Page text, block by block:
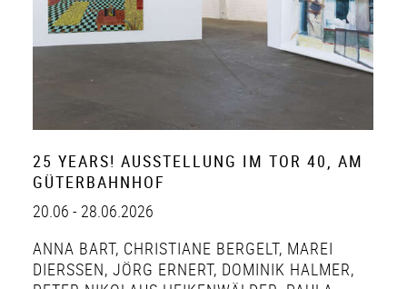
25 YEARS! AUSSTELLUNG IM TOR 40, AM
GÜTERBAHNHOF
20.06 - 28.06.2026
ANNA BART, CHRISTIANE BERGELT, MAREI
DIERSSEN , JÖRG ERNERT, DOMINIK HALMER,